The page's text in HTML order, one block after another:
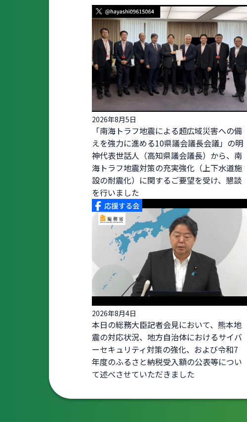
2026年8月5日
「南海トラフ地震による超広域災害への備
えを強力に進める10県議会議長会議」の明
神代表世話人（高知県議会議長）から、南
海トラフ地震対策の充実強化（上下水道施
設の耐震化）に関するご要望を受け、懇談
を行いました
2026年8月4日
本日の総務大臣記者会見において、熊本地
震の対応状況、地方自治体におけるサイバ
ーセキュリティ対策の強化、および令和7
年度のふるさと納税受入額の公表等につい
て述べさせていただきました